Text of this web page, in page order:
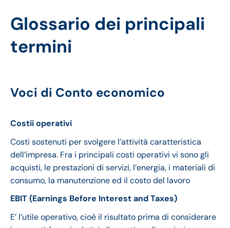
Glossario dei principali
termini
Voci di Conto economico
Costii operativi
Costi sostenuti per svolgere l’attività caratteristica
dell’impresa. Fra i principali costi operativi vi sono gli
acquisti, le prestazioni di servizi, l’energia, i materiali di
consumo, la manutenzione ed il costo del lavoro
EBIT (Earnings Before Interest and Taxes)
E’ l’utile operativo, cioè il risultato prima di considerare